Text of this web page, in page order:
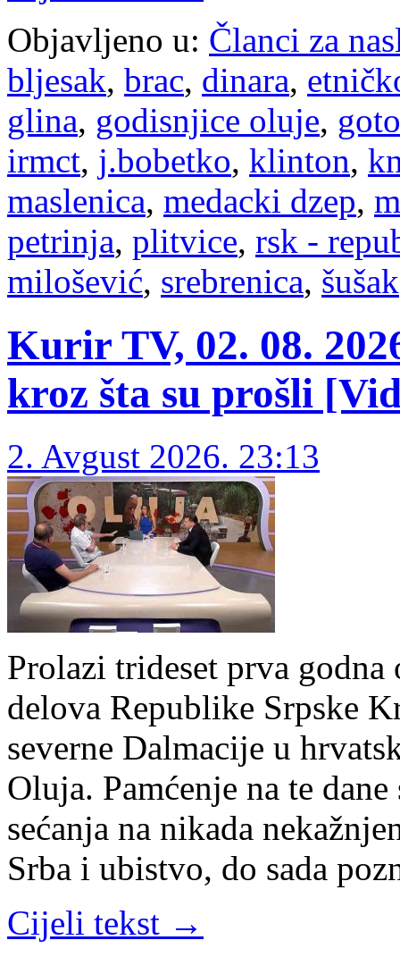
Objavljeno u: Članci za
bljesak, brac, dinara,
glina, godisnjice oluje,
irmct, j.bobetko, klinton,
maslenica, medacki dzep,
petrinja, plitvice, rsk -
milošević, srebrenica, šušak
Kurir TV, 02. 08.
kroz šta su prošli
2. Avgust 2026. 23:13
Prolazi trideset prva
delova Republike Srpske
severne Dalmacije u
Oluja. Pamćenje na te
sećanja na nikada
Srba i ubistvo, do sada
Cijeli tekst →